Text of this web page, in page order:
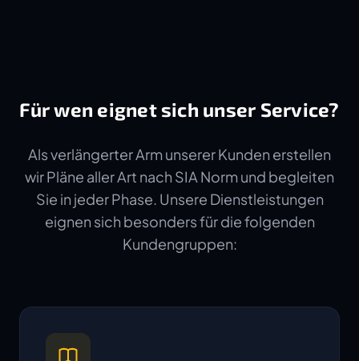
Für wen eignet sich unser Service?
Als verlängerter Arm unserer Kunden erstellen
wir Pläne aller Art nach SIA Norm und begleiten
Sie in jeder Phase. Unsere Dienstleistungen
eignen sich besonders für die folgenden
Kundengruppen: